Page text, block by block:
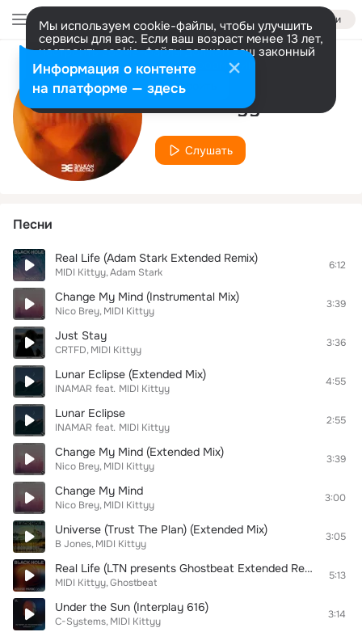
Войти
Мы используем cookie-файлы, чтобы улучшить
сервисы для вас. Если ваш возраст менее 13 лет,
настроить cookie-файлы должен ваш законный
представитель. Больше информации
Разрешить все Настроить
Исполнитель
MIDI Kittyy
Слушать
Песни
Real Life (Adam Stark Extended Remix)
MIDI Kittyy Adam Stark
6:12
Change My Mind (Instrumental Mix)
Nico Brey MIDI Kittyy
3:39
Just Stay
CRTFD MIDI Kittyy
3:36
Lunar Eclipse (Extended Mix)
INAMAR feat. MIDI Kittyy
4:55
Lunar Eclipse
INAMAR feat. MIDI Kittyy
2:55
Change My Mind (Extended Mix)
Nico Brey MIDI Kittyy
3:39
Change My Mind
Nico Brey MIDI Kittyy
3:00
Universe (Trust The Plan) (Extended Mix)
B Jones MIDI Kittyy
3:05
Real Life (LTN presents Ghostbeat Extended Remix)
MIDI Kittyy Ghostbeat
5:13
Under the Sun (Interplay 616)
C-Systems MIDI Kittyy
3:14
Информация о контенте
на платформе — здесь